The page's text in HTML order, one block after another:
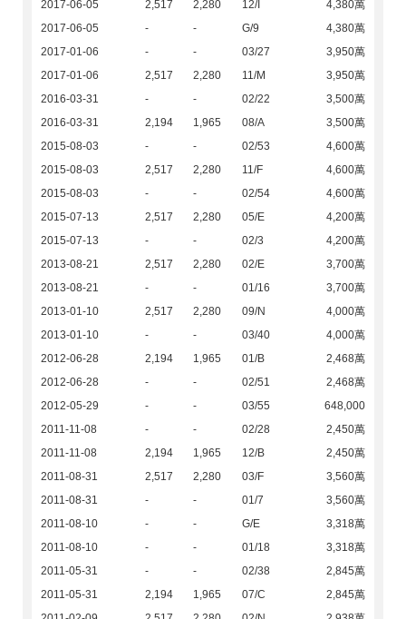
2017-06-05
2,517 2,280 12/I
4,380萬
2017-06-05
- - G/9
4,380萬
2017-01-06
- - 03/27
3,950萬
2017-01-06
2,517 2,280 11/M
3,950萬
2016-03-31
- - 02/22
3,500萬
2016-03-31
2,194 1,965 08/A
3,500萬
2015-08-03
- - 02/53
4,600萬
2015-08-03
2,517 2,280 11/F
4,600萬
2015-08-03
- - 02/54
4,600萬
2015-07-13
2,517 2,280 05/E
4,200萬
2015-07-13
- - 02/3
4,200萬
2013-08-21
2,517 2,280 02/E
3,700萬
2013-08-21
- - 01/16
3,700萬
2013-01-10
2,517 2,280 09/N
4,000萬
2013-01-10
- - 03/40
4,000萬
2012-06-28
2,194 1,965 01/B
2,468萬
2012-06-28
- - 02/51
2,468萬
2012-05-29
- - 03/55
648,000
2011-11-08
- - 02/28
2,450萬
2011-11-08
2,194 1,965 12/B
2,450萬
2011-08-31
2,517 2,280 03/F
3,560萬
2011-08-31
- - 01/7
3,560萬
2011-08-10
- - G/E
3,318萬
2011-08-10
- - 01/18
3,318萬
2011-05-31
- - 02/38
2,845萬
2011-05-31
2,194 1,965 07/C
2,845萬